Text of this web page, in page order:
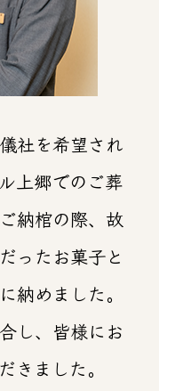
社を希望され
上郷でのご葬
納棺の際、故
ったお菓子と
納めました。
し、皆様にお
きました。